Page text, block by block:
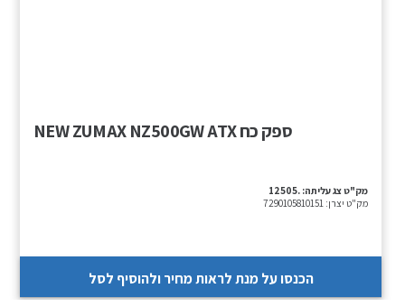
ספק כח NEW ZUMAX NZ500GW ATX
מק"ט צג עליתה: 12505.
מק"ט יצרן: 7290105810151
הכנסו על מנת לראות מחיר ולהוסיף לסל